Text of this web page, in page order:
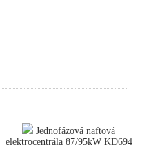
Jednofázová naftová
elektrocentrála 87/95kW KD694